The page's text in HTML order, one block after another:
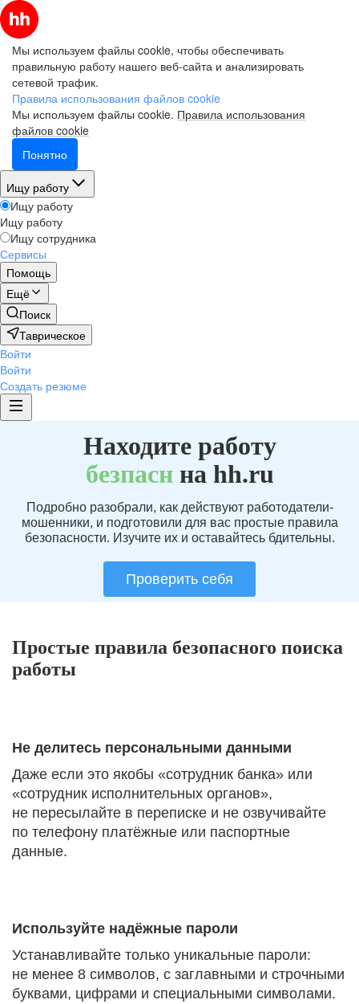
Мы используем файлы cookie, чтобы обеспечивать
правильную работу нашего веб-сайта и анализировать
сетевой трафик.
Правила использования файлов cookie
Мы используем файлы cookie. Правила использования
файлов cookie
Понятно
Ищу работу
Ищу работу
Ищу работу
Ищу сотрудника
Сервисы
Помощь
Ещё
Поиск
Таврическое
Войти
Войти
Создать резюме
Находите работу
безпаснна hh.ru
Подробно разобрали, как действуют работодатели-
мошенники, и подготовили для вас простые правила
безопасности. Изучите их и оставайтесь бдительны.
Проверить себя
Простые правила безопасного поиска
работы
Не делитесь персональными данными
Даже если это якобы «сотрудник банка» или
«сотрудник исполнительных органов»,
не пересылайте в переписке и не озвучивайте
по телефону платёжные или паспортные
данные.
Используйте надёжные пароли
Устанавливайте только уникальные пароли:
не менее 8 символов, с заглавными и строчными
буквами, цифрами и специальными символами.